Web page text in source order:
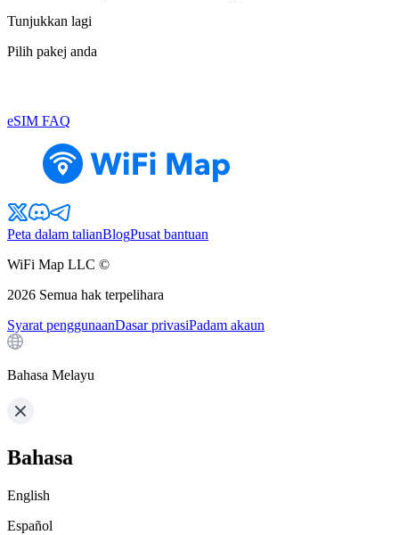
Tunjukkan lagi
Pilih pakej anda
eSIM FAQ
Peta dalam talianBlogPusat bantuan
WiFi Map LLC ©
2026 Semua hak terpelihara
Syarat penggunaanDasar privasiPadam akaun
Bahasa Melayu
Bahasa
English
Español